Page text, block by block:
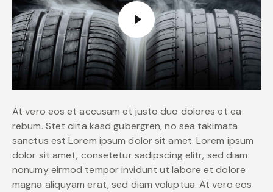
At vero eos et accusam et justo duo dolores et ea
rebum. Stet clita kasd gubergren, no sea takimata
sanctus est Lorem ipsum dolor sit amet. Lorem ipsum
dolor sit amet, consetetur sadipscing elitr, sed diam
nonumy eirmod tempor invidunt ut labore et dolore
magna aliquyam erat, sed diam voluptua. At vero eos